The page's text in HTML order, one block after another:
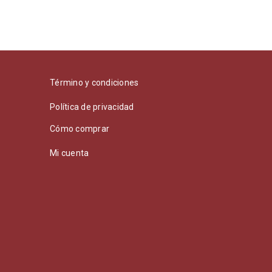
Término y condiciones
Política de privacidad
Cómo comprar
Mi cuenta